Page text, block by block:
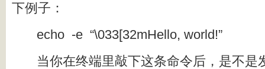
下例子：
echo -e “\033[32mHello, world!”
当你在终端里敲下这条命令后，是不是